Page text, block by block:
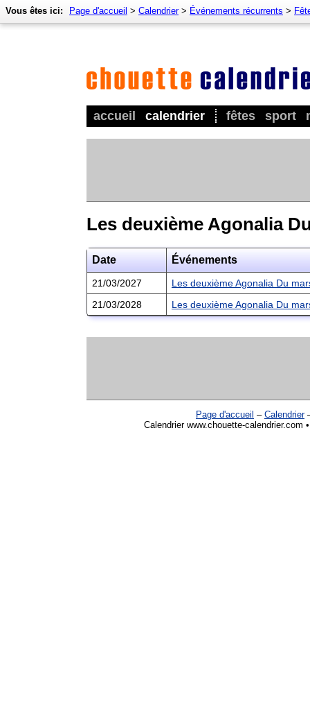
accueil calendrier fêtes sport
Vous êtes ici: Page d'accueil > Calendrier> Événements récurrents >
Les deuxième Agonalia
Date Événements
21/03/2027
Les deuxième Agonalia Du
21/03/2028
Les deuxième Agonalia Du
Page d'accueil – Calendrier
Calendrier www.chouette-